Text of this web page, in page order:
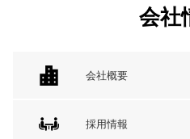
会社
会社概要
採用情報